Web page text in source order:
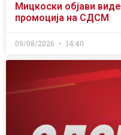
Мицкоски објави
промоција на СДСМ
09/08/2026 14:40